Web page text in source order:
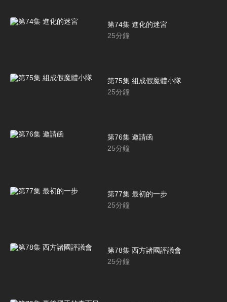
第74集 進化的迷宮
25分鐘
第75集 組成假魔體小隊
25分鐘
第76集 邀請函
25分鐘
第77集 最初的一步
25分鐘
第78集 西方諸國評議會
25分鐘